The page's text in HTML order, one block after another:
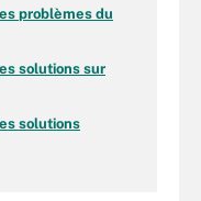
problèmes du
solutions sur
solutions